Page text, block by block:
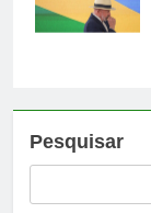
Pesquisar